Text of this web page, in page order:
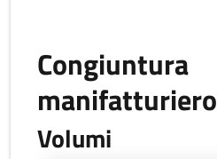
Congiuntura
manifatturiero
Volumi